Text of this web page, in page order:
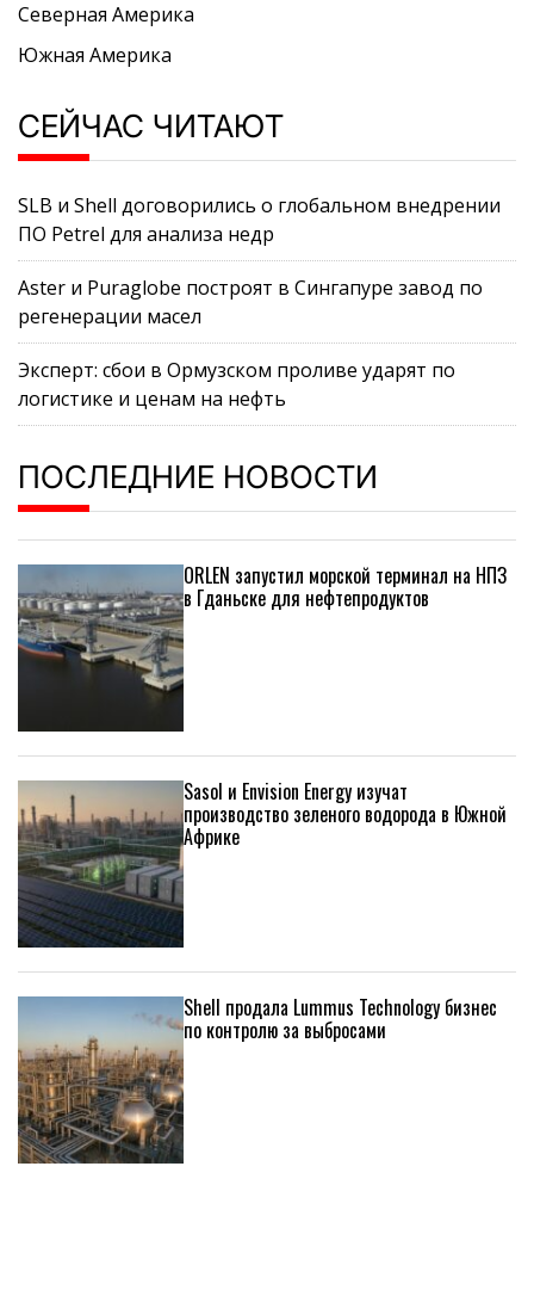
Северная Америка
Южная Америка
СЕЙЧАС ЧИТАЮТ
SLB и Shell договорились о глобальном внедрении
ПО Petrel для анализа недр
Aster и Puraglobe построят в Сингапуре завод по
регенерации масел
Эксперт: сбои в Ормузском проливе ударят по
логистике и ценам на нефть
ПОСЛЕДНИЕ НОВОСТИ
ORLEN запустил морской терминал на НПЗ
в Гданьске для нефтепродуктов
Sasol и Envision Energy изучат
производство зеленого водорода в Южной
Африке
Shell продала Lummus Technology бизнес
по контролю за выбросами